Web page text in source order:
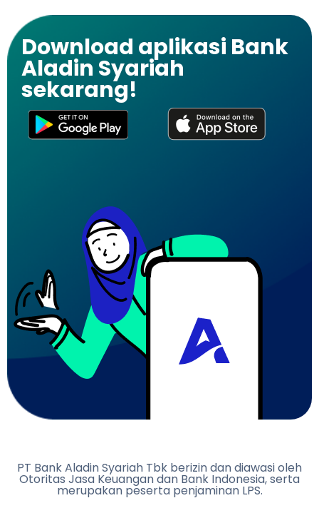
Download aplikasi Bank
Aladin Syariah
sekarang!
PT Bank Aladin Syariah Tbk berizin dan diawasi oleh
Otoritas Jasa Keuangan dan Bank Indonesia, serta
merupakan peserta penjaminan LPS.